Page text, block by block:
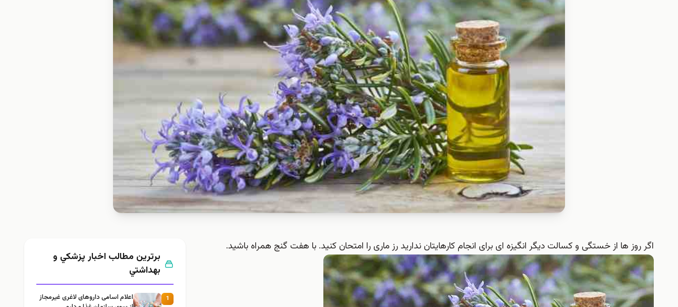
اگر روز ها از خستگی و کسالت دیگر انگیزه ای برای انجام کارهایتان ندارید رز ماری را امتحان کنید. با هفت گنج همراه باشید.
برترین مطالب اخبار پزشكي و
بهداشتي
1
اعلام اسامی داروهای لاغری غیرمجاز